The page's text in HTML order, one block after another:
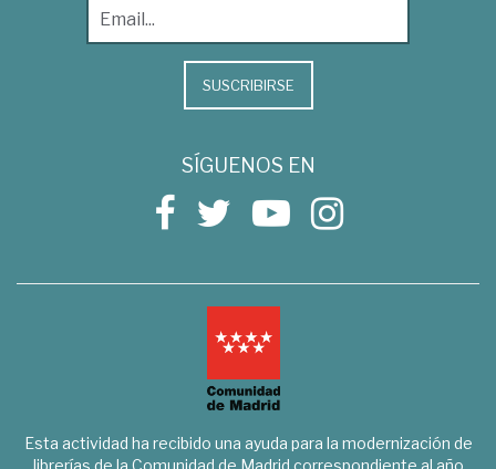
SUSCRIBIRSE
SÍGUENOS EN
Esta actividad ha recibido una ayuda para la modernización de
librerías de la Comunidad de Madrid correspondiente al año